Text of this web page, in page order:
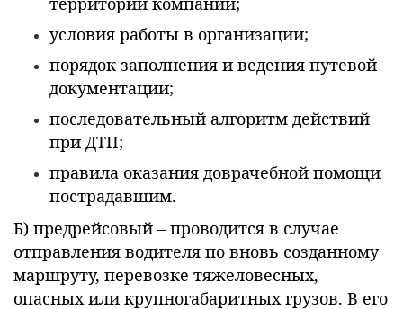
условия работы в организации;
порядок заполнения и ведения путевой
документации;
последовательный алгоритм действий
при ДТП;
правила оказания доврачебной помощи
пострадавшим.
Б) предрейсовый – проводится в случае
отправления водителя по вновь созданному
маршруту, перевозке тяжеловесных,
опасных или крупногабаритных грузов. В его